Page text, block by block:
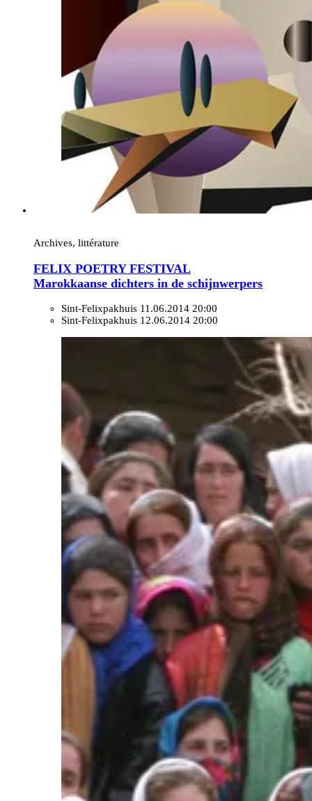
Archives, littérature
FELIX POETRY FESTIVAL
Marokkaanse dichters in de schijnwerpers
Sint-Felixpakhuis 11.06.2014 20:00
Sint-Felixpakhuis 12.06.2014 20:00